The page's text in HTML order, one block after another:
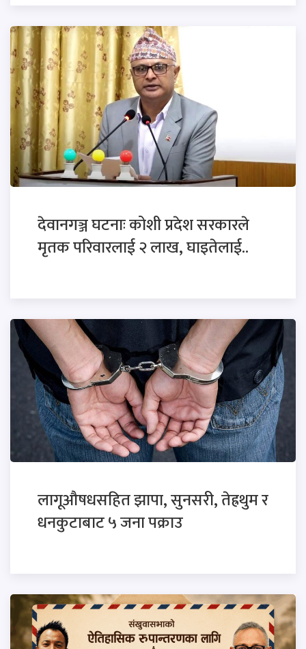
देवानगञ्ज घटनाः कोशी प्रदेश सरकारले
मृतक परिवारलाई २ लाख, घाइतेलाई..
लागूऔषधसहित झापा, सुनसरी, तेह्रथुम र
धनकुटाबाट ५ जना पक्राउ